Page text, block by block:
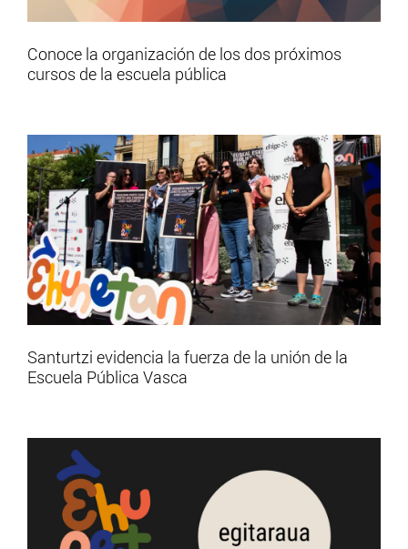
Conoce la organización de los dos próximos
cursos de la escuela pública
Santurtzi evidencia la fuerza de la unión de la
Escuela Pública Vasca